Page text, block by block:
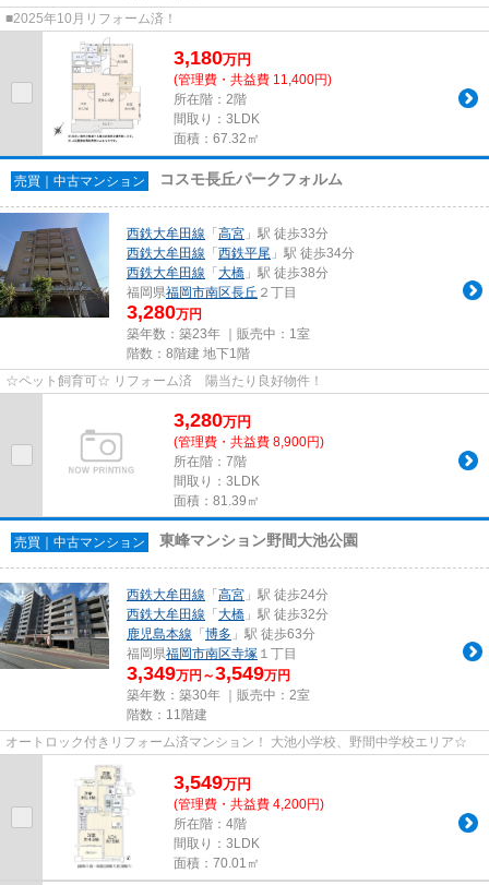
■2025年10月リフォーム済！
3,180万円
(管理費・共益費 11,400円)
所在階：2階
間取り：3LDK
面積：67.32㎡
売買｜中古マンション コスモ長丘パークフォルム
西鉄大牟田線 「 高宮 」駅 徒歩33分
西鉄大牟田線 「 西鉄平尾 」駅 徒歩34分
西鉄大牟田線 「 大橋 」駅 徒歩38分
福岡県福岡市南区長丘 ２丁目
3,280万円
築年数：築23年 ｜販売中： 1室
階数：8階建 地下1階
☆ペット飼育可☆ リフォーム済 陽当たり良好物件！
3,280万円
(管理費・共益費 8,900円)
所在階：7階
間取り：3LDK
面積：81.39㎡
売買｜中古マンション 東峰マンション野間大池公園
西鉄大牟田線 「 高宮 」駅 徒歩24分
西鉄大牟田線 「 大橋 」駅 徒歩32分
鹿児島本線 「 博多 」駅 徒歩63分
福岡県福岡市南区寺塚 １丁目
3,349万円～3,549万円
築年数：築30年 ｜販売中： 2室
階数：11階建
オートロック付きリフォーム済マンション！ 大池小学校、野間中学校エリア☆
3,549万円
(管理費・共益費 4,200円)
所在階：4階
間取り：3LDK
面積：70.01㎡